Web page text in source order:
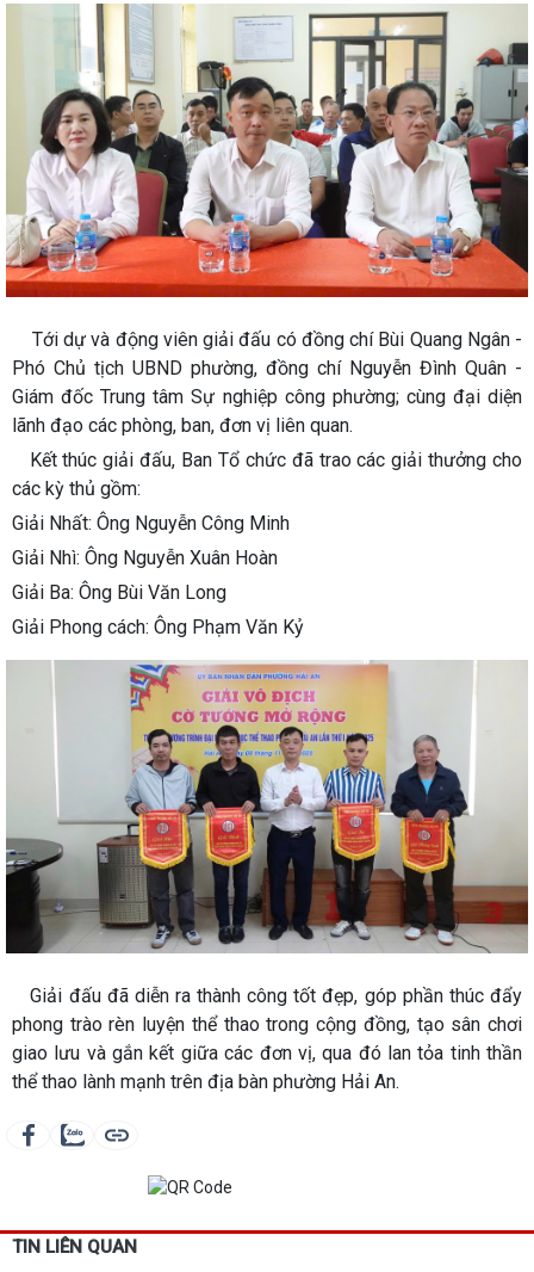
Tới dự và động viên giải đấu có đồng chí Bùi Quang Ngân -
Phó Chủ tịch UBND phường, đồng chí Nguyễn Đình Quân -
Giám đốc Trung tâm Sự nghiệp công phường; cùng đại diện
lãnh đạo các phòng, ban, đơn vị liên quan.
Kết thúc giải đấu, Ban Tổ chức đã trao các giải thưởng cho
các kỳ thủ gồm:
Giải Nhất: Ông Nguyễn Công Minh
Giải Nhì: Ông Nguyễn Xuân Hoàn
Giải Ba: Ông Bùi Văn Long
Giải Phong cách: Ông Phạm Văn Kỷ
Giải đấu đã diễn ra thành công tốt đẹp, góp phần thúc đẩy
phong trào rèn luyện thể thao trong cộng đồng, tạo sân chơi
giao lưu và gắn kết giữa các đơn vị, qua đó lan tỏa tinh thần
thể thao lành mạnh trên địa bàn phường Hải An.
TIN LIÊN QUAN